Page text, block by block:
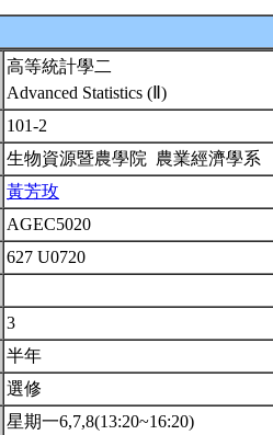
高等統計學二
Advanced Statistics (Ⅱ)
101-2
生物資源暨農學院 農業經濟學系
黃芳玫
AGEC5020
627 U0720
3
半年
選修
星期一6,7,8(13:20~16:20)